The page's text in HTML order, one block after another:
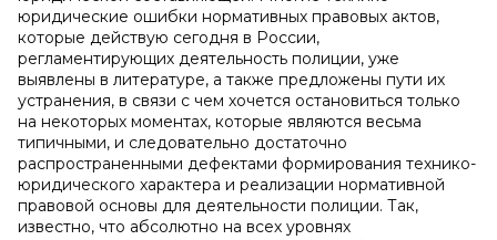
юридические ошибки нормативных правовых актов,
которые действую сегодня в России,
регламентирующих деятельность полиции, уже
выявлены в литературе, а также предложены пути их
устранения, в связи с чем хочется остановиться только
на некоторых моментах, которые являются весьма
типичными, и следовательно достаточно
распространенными дефектами формирования технико-
юридического характера и реализации нормативной
правовой основы для деятельности полиции. Так,
известно, что абсолютно на всех уровнях